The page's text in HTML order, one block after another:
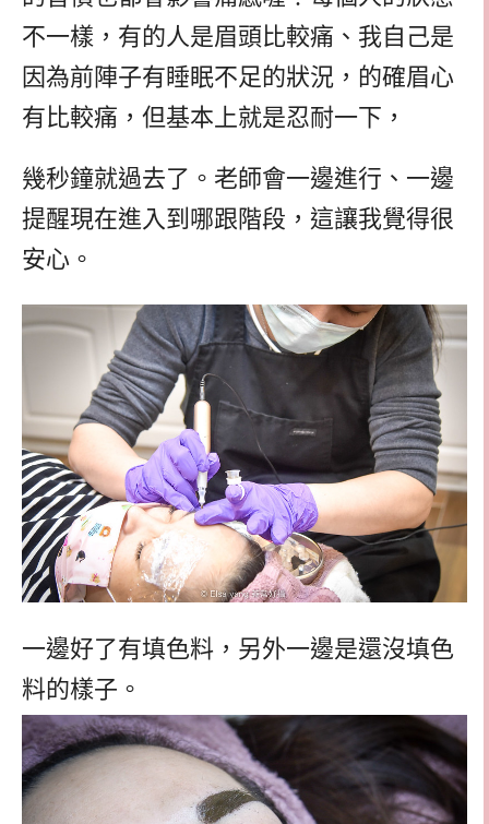
不一樣，有的人是眉頭比較痛、我自己是
因為前陣子有睡眠不足的狀況，的確眉心
有比較痛，但基本上就是忍耐一下，
幾秒鐘就過去了。老師會一邊進行、一邊
提醒現在進入到哪跟階段，這讓我覺得很
安心。
一邊好了有填色料，另外一邊是還沒填色
料的樣子。